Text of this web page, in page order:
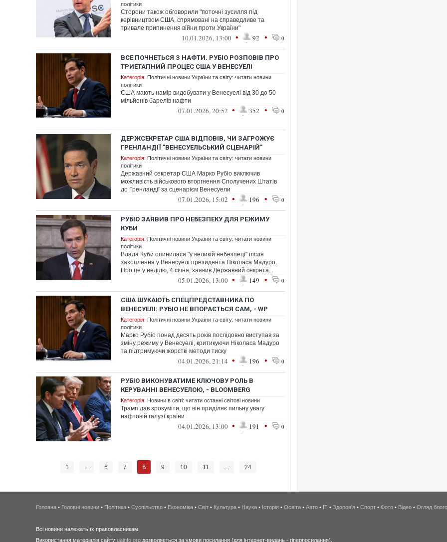
політики
Сторони також обговорили "поточні зусилля під
керівництвом США, спрямовані на справедливе та
тривале припинення війни проти України"
10.01.2026, 13:00 • 92 • 0
ВСЕ ПОЧНЕТЬСЯ З НАФТИ. РУБІО РОЗПОВІВ ПРО
ТРИЕТАПНИЙ ПРОЦЕС США У ВЕНЕСУЕЛІ
Категорія: Політичні новини України та світу: читати новини
політики
США мають намір видобувати у Венесуелі від 30 до 50
мільйонів барелів нафти
07.01.2026, 20:52 • 352 • 0
ДЕРЖСЕКРЕТАР США ВІДПОВІВ, ЧИ ЗАГРОЖУЄ
ГРЕНЛАНДІЇ "ВЕНЕСУЕЛЬСЬКИЙ СЦЕНАРІЙ"
Категорія: Політичні новини України та світу: читати новини
політики
Державний секретар США Марко Рубіо виключив
можливість військового вторгнення Сполучених Штатів
до Гренландії за сценарієм Венесуели
07.01.2026, 15:02 • 196 • 0
РУБІО ЗАЯВИВ ПРО НЕБЕЗПЕКУ ДЛЯ РЕЖИМУ
КУБИ
Категорія: Політичні новини України та світу: читати новини
політики
Влада Куби опинилася "у великій небезпеці" після
захоплення у Венесуелі президента Ніколаса Мадуро.
Про це у неділю, 4 січня, заявив Державний секрета...
05.01.2026, 13:00 • 149 • 0
США ШУКАЮТЬ СПЕЦПРЕДСТАВНИКА ПО
ВЕНЕСУЕЛІ: РУБІО НЕ ВПОРАЄТЬСЯ САМ, - WP
Категорія: Політичні новини України та світу: читати новини
політики
Марко Рубіо понад десять років послідовно виступав за
зміну режиму у Венесуелі, критикуючи Ніколаса Мадуро
та підтримуючи жорсткі методи тиску
04.01.2026, 21:14 • 196 • 0
РУБІО ВИКОНУВАТИМЕ КЛЮЧОВУ РОЛЬ В
КЕРУВАННІ ВЕНЕСУЕЛОЮ, - BLOOMBERG
Категорія: Новини в світі: читати останні світові новини
Трамп дав зрозуміти, що він приділяє пильну увагу
нафтовій галузі країни
04.01.2026, 13:00 • 191 • 0
1 ... 6 7 8 9 10 11 ... 24
Вже вивели на тести: Ferrari
Головна • Головні новини • Політика • Суспільство • Економіка • Світ • Культура • Наука • Історія • Освіта • Авто • IT • Здоров'я • Спорт • Фото • Відео • Огляд
Всі новини належать їх правовласникам.
Використання матеріалів сайту uainfo.org дозволяється за умови посилання (для інтернет-видань - гіперпосилання).